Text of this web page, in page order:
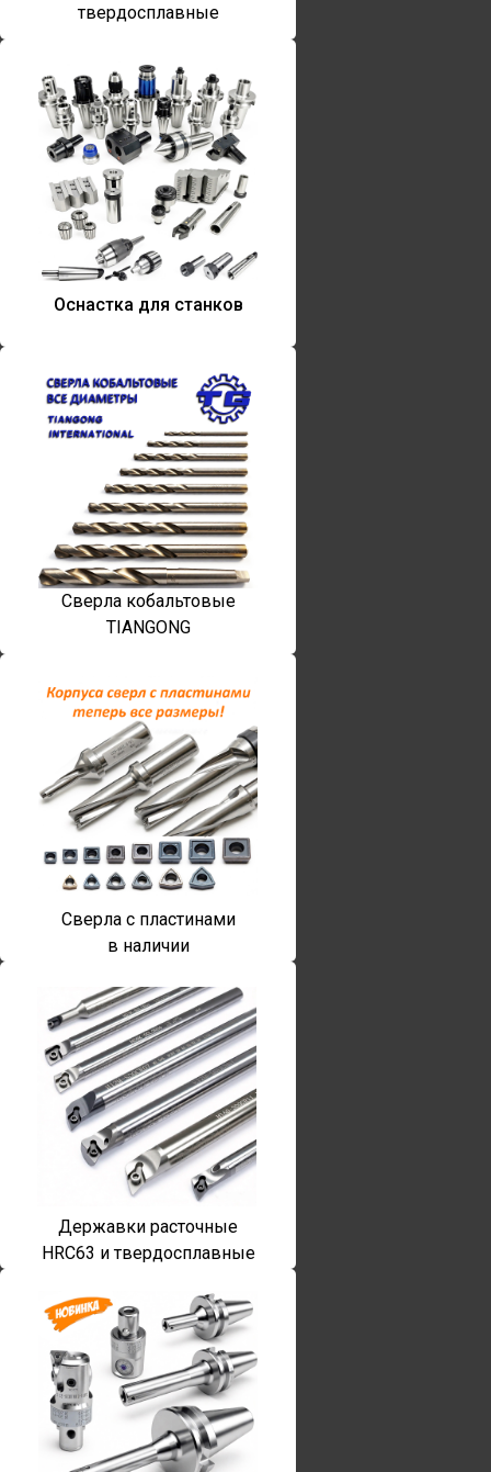
твердосплавные
Оснастка для станков
Сверла кобальтовые
TIANGONG
Сверла с пластинами
в наличии
Державки расточные
HRC63 и твердосплавные